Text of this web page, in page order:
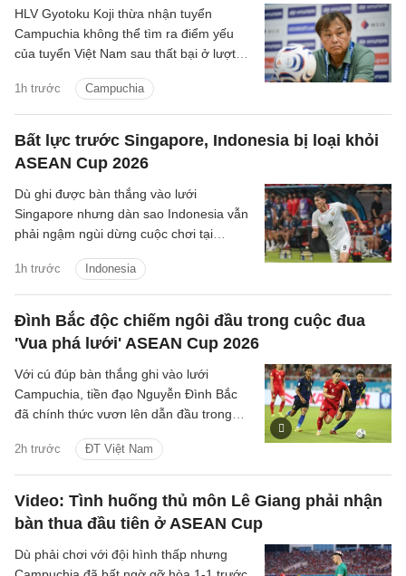
1h trước Campuchia
HLV Gyotoku Koji thừa nhận tuyển
Campuchia không thể tìm ra điểm yếu
của tuyển Việt Nam sau thất bại ở lượt
thời tin rằng thầy trò HLV Kim Sang Sik
đủ sức góp mặt ở trận chung kết.
Bất lực trước Singapore, Indonesia bị loại khỏi
ASEAN Cup 2026
1h trước Indonesia
Dù ghi được bàn thắng vào lưới
Singapore nhưng dàn sao Indonesia vẫn
phải ngậm ngùi dừng cuộc chơi tại
bảng A.
Đình Bắc độc chiếm ngôi đầu trong cuộc đua
'Vua phá lưới' ASEAN Cup 2026
2h trước ĐT Việt Nam
Với cú đúp bàn thắng ghi vào lưới
Campuchia, tiền đạo Nguyễn Đình Bắc
đã chính thức vươn lên dẫn đầu trong
Video: Tình huống thủ môn Lê Giang phải nhận
bàn thua đầu tiên ở ASEAN Cup
Dù phải chơi với đội hình thấp nhưng